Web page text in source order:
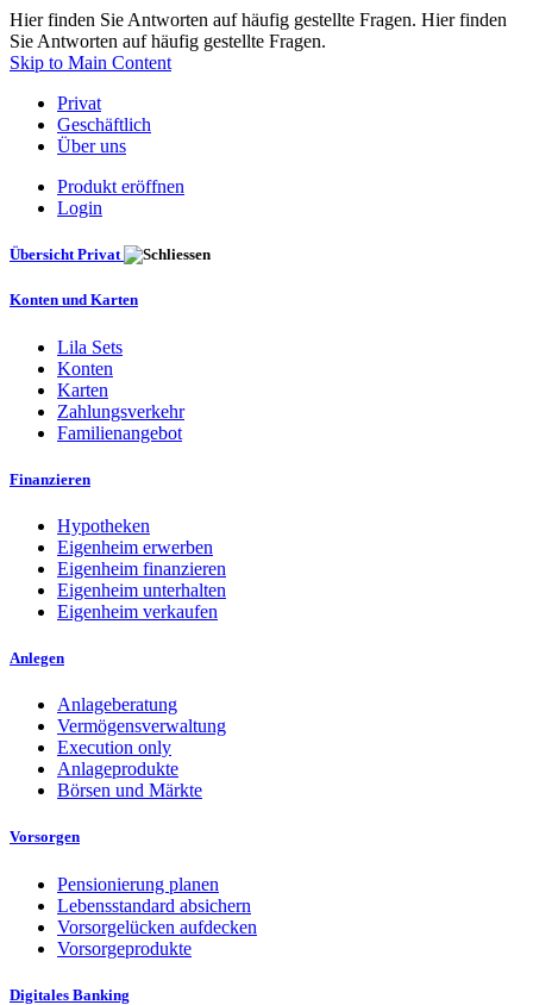
Hier finden Sie Antworten auf häufig gestellte Fragen. Hier finden
Sie Antworten auf häufig gestellte Fragen.
Skip to Main Content
Privat
Geschäftlich
Über uns
Produkt eröffnen
Login
Übersicht Privat
Konten und Karten
Lila Sets
Konten
Karten
Zahlungsverkehr
Familienangebot
Finanzieren
Hypotheken
Eigenheim erwerben
Eigenheim finanzieren
Eigenheim unterhalten
Eigenheim verkaufen
Anlegen
Anlageberatung
Vermögensverwaltung
Execution only
Anlageprodukte
Börsen und Märkte
Vorsorgen
Pensionierung planen
Lebensstandard absichern
Vorsorgelücken aufdecken
Vorsorgeprodukte
Digitales Banking